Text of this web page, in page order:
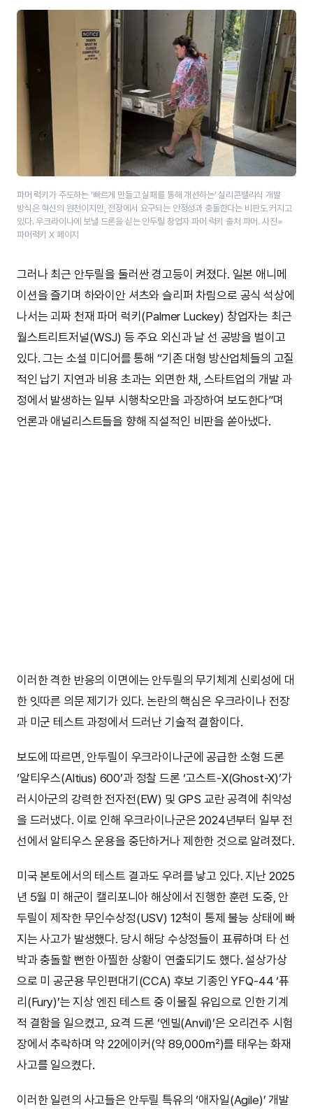
파머 럭키가 주도하는 ‘빠르게 만들고 실패를 통해 개선하는’ 실리콘밸리식 개발
방식은 혁신의 원천이지만, 전장에서 요구되는 안정성과 충돌한다는 비판도 커지고
있다. 우크라이나에 보낼 드론을 싣는 안두릴 창업자 파머 럭키 출처 파머. 사진=
파머럭키 X 페이지
그러나 최근 안두릴을 둘러싼 경고등이 켜졌다. 일본 애니메
이션을 즐기며 하와이안 셔츠와 슬리퍼 차림으로 공식 석상에
나서는 괴짜 천재 파머 럭키(Palmer Luckey) 창업자는 최근
월스트리트저널(WSJ) 등 주요 외신과 날 선 공방을 벌이고
있다. 그는 소셜 미디어를 통해 “기존 대형 방산업체들의 고질
적인 납기 지연과 비용 초과는 외면한 채, 스타트업의 개발 과
정에서 발생하는 일부 시행착오만을 과장하여 보도한다”며
언론과 애널리스트들을 향해 직설적인 비판을 쏟아냈다.
이러한 격한 반응의 이면에는 안두릴의 무기체계 신뢰성에 대
한 잇따른 의문 제기가 있다. 논란의 핵심은 우크라이나 전장
과 미군 테스트 과정에서 드러난 기술적 결함이다.
보도에 따르면, 안두릴이 우크라이나군에 공급한 소형 드론
‘알티우스(Altius) 600’과 정찰 드론 ‘고스트-X(Ghost-X)’가
러시아군의 강력한 전자전(EW) 및 GPS 교란 공격에 취약성
을 드러냈다. 이로 인해 우크라이나군은 2024년부터 일부 전
선에서 알티우스 운용을 중단하거나 제한한 것으로 알려졌다.
미국 본토에서의 테스트 결과도 우려를 낳고 있다. 지난 2025
년 5월 미 해군이 캘리포니아 해상에서 진행한 훈련 도중, 안
두릴이 제작한 무인수상정(USV) 12척이 통제 불능 상태에 빠
지는 사고가 발생했다. 당시 해당 수상정들이 표류하며 타 선
박과 충돌할 뻔한 아찔한 상황이 연출되기도 했다. 설상가상
으로 미 공군용 무인편대기(CCA) 후보 기종인 YFQ-44 ‘퓨
리(Fury)’는 지상 엔진 테스트 중 이물질 유입으로 인한 기계
적 결함을 일으켰고, 요격 드론 ‘엔빌(Anvil)’은 오리건주 시험
장에서 추락하며 약 22에이커(약 89,000㎡)를 태우는 화재
사고를 일으켰다.
이러한 일련의 사고들은 안두릴 특유의 ‘애자일(Agile)’ 개발